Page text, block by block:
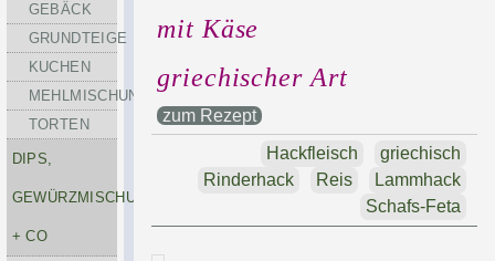
GEBÄCK
GRUNDTEIGE
KUCHEN
MEHLMISCHUNGEN
TORTEN
DIPS,
GEWÜRZMISCHUNGEN
+ CO
mit Käse
griechischer Art
zum Rezept
griechisch
Hackfleisch
Lammhack
Reis
Rinderhack
Schafs-Feta